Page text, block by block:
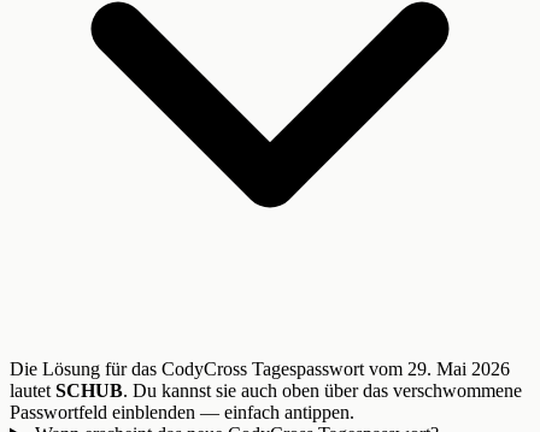
Die Lösung für das CodyCross Tagespasswort vom 29. Mai 2026
lautet SCHUB. Du kannst sie auch oben über das verschwommene
Passwortfeld einblenden — einfach antippen.